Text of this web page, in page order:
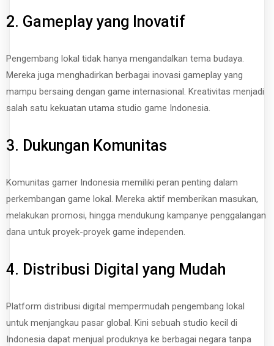
2. Gameplay yang Inovatif
Pengembang lokal tidak hanya mengandalkan tema budaya.
Mereka juga menghadirkan berbagai inovasi gameplay yang
mampu bersaing dengan game internasional. Kreativitas menjadi
salah satu kekuatan utama studio game Indonesia.
3. Dukungan Komunitas
Komunitas gamer Indonesia memiliki peran penting dalam
perkembangan game lokal. Mereka aktif memberikan masukan,
melakukan promosi, hingga mendukung kampanye penggalangan
dana untuk proyek-proyek game independen.
4. Distribusi Digital yang Mudah
Platform distribusi digital mempermudah pengembang lokal
untuk menjangkau pasar global. Kini sebuah studio kecil di
Indonesia dapat menjual produknya ke berbagai negara tanpa